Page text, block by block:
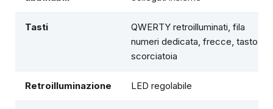
Tasti
QWERTY retroilluminati, fila
numeri dedicata, frecce, tasto
scorciatoia
Retroilluminazione LED regolabile